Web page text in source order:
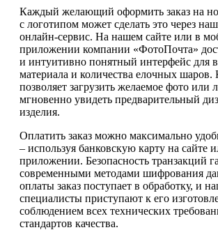
Каждый желающий оформить заказ на
с логотипом может сделать это через
онлайн-сервис. На нашем сайте или в
приложении компании «ФотоПочта»
и интуитивно понятный интерфейс для
материала и количества елочных шаров.
позволяет загрузить желаемое фото или
мгновенно увидеть предварительный
изделия.
Оплатить заказ можно максимально
– используя банковскую карту на сайте
приложении. Безопасность транзакций
современными методами шифрования
оплаты заказ поступает в обработку, и
специалисты приступают к его
соблюдением всех технических
стандартов качества.